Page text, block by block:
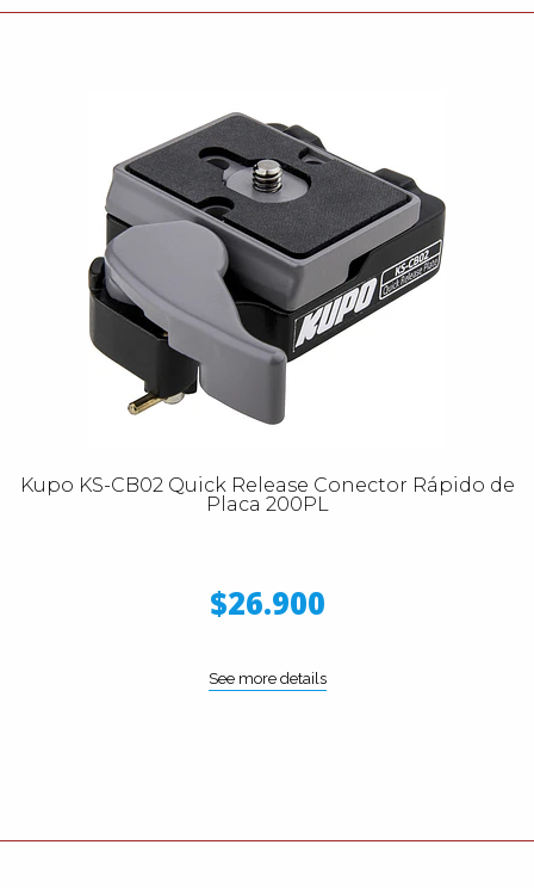
Kupo KS-CB02 Quick Release Conector Rápido de
Placa 200PL
$26.900
See more details